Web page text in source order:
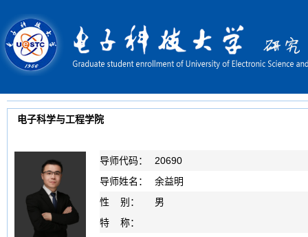
电子科学与工程学院
导师代码：
20690
导师姓名：
余益明
性 别：
男
特 称：